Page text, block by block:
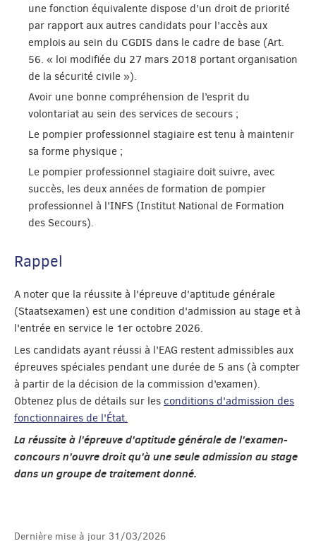
une fonction équivalente dispose d’un droit de priorité
par rapport aux autres candidats pour l’accès aux
emplois au sein du CGDIS dans le cadre de base (Art.
56. « loi modifiée du 27 mars 2018 portant organisation
de la sécurité civile »).
Avoir une bonne compréhension de l’esprit du
volontariat au sein des services de secours ;
Le pompier professionnel stagiaire est tenu à maintenir
sa forme physique ;
Le pompier professionnel stagiaire doit suivre, avec
succès, les deux années de formation de pompier
professionnel à l’INFS (Institut National de Formation
des Secours).
Rappel
A noter que la réussite à l'épreuve d'aptitude générale
(Staatsexamen) est une condition d'admission au stage et à
l'entrée en service le 1er octobre 2026.
Les candidats ayant réussi à l’EAG restent admissibles aux
épreuves spéciales pendant une durée de 5 ans (à compter
à partir de la décision de la commission d’examen).
Obtenez plus de détails sur les conditions d'admission des
fonctionnaires de l'État.
La réussite à l'épreuve d'aptitude générale de l'examen-
concours n'ouvre droit qu'à une seule admission au stage
dans un groupe de traitement donné.
Dernière mise à jour 31/03/2026